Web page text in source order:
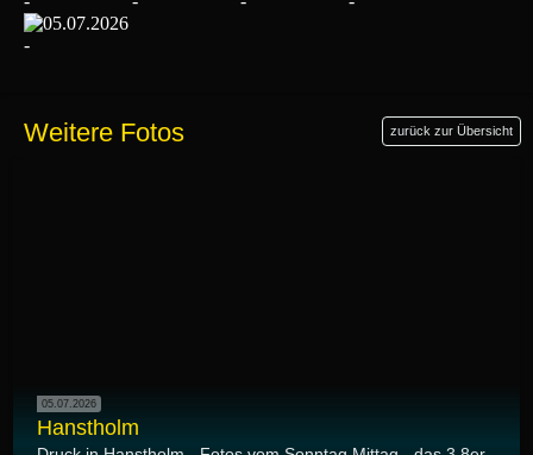
Weitere Fotos zurück zur Übersicht
05.07.2026
Hanstholm